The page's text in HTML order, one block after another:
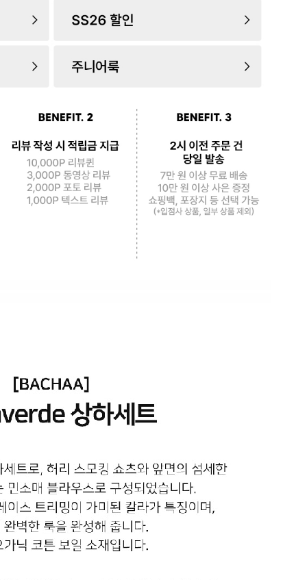
페
PAYCO 바로구매